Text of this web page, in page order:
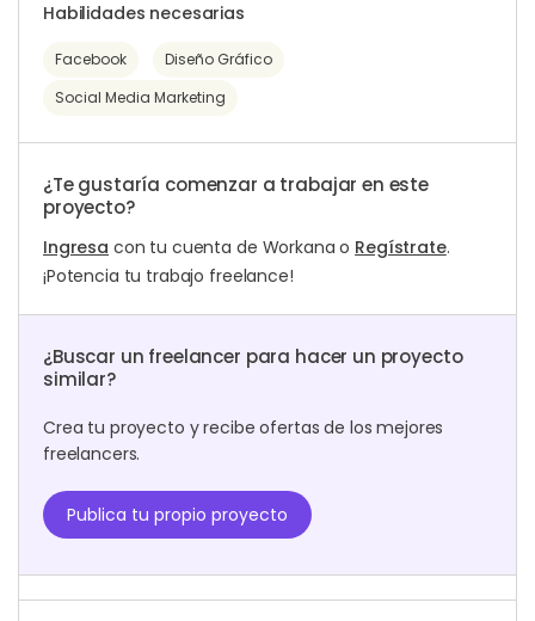
Habilidades necesarias
Facebook
Diseño Gráfico
Social Media Marketing
¿Te gustaría comenzar a trabajar en este
proyecto?
Ingresa con tu cuenta de Workana o Regístrate.
¡Potencia tu trabajo freelance!
¿Buscar un freelancer para hacer un proyecto
similar?
Crea tu proyecto y recibe ofertas de los mejores
freelancers.
Publica tu propio proyecto